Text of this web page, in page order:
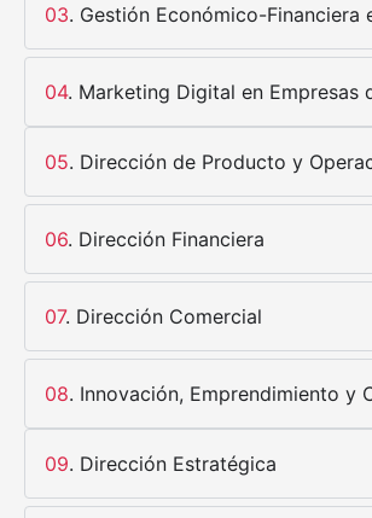
03. Gestión Económico-Financiera
04. Marketing Digital en Empresas
05. Dirección de Producto y
06. Dirección Financiera
07. Dirección Comercial
08. Innovación, Emprendimiento y
09. Dirección Estratégica